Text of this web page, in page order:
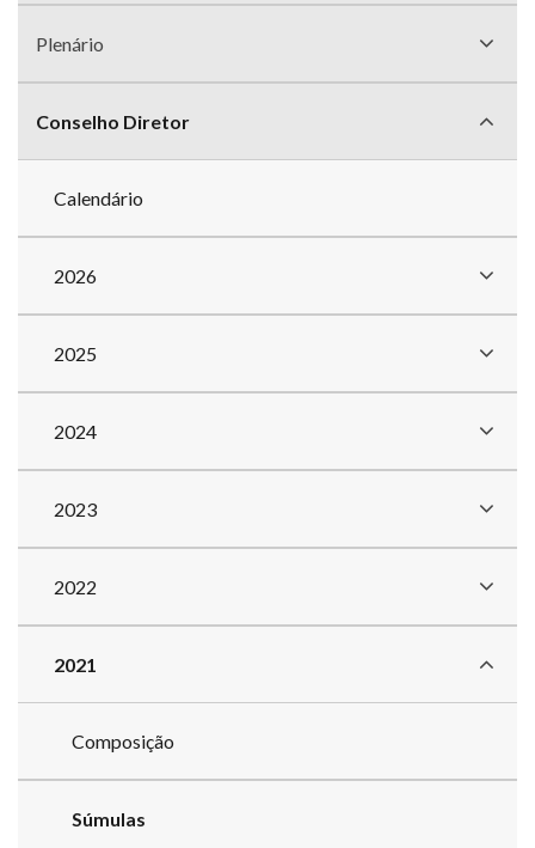
Plenário
Conselho Diretor
Calendário
2026
2025
2024
2023
2022
2021
Composição
Súmulas